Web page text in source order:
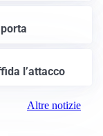
l’attacco
Altre notizie